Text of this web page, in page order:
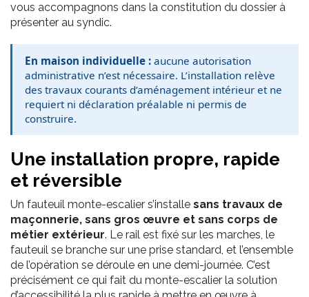
vous accompagnons dans la constitution du dossier à
présenter au syndic.
En maison individuelle :aucune autorisation
administrative n’est nécessaire. L’installation relève
des travaux courants d’aménagement intérieur et ne
requiert ni déclaration préalable ni permis de
construire.
Une installation propre, rapide
et réversible
Un fauteuil monte-escalier s’installe sans travaux de
maçonnerie, sans gros œuvre et sans corps de
métier extérieur. Le rail est fixé sur les marches, le
fauteuil se branche sur une prise standard, et l’ensemble
de l’opération se déroule en une demi-journée. C’est
précisément ce qui fait du monte-escalier la solution